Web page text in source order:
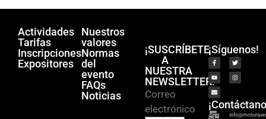
Actividades
Tarifas
Inscripciones
Expositores
Nuestros
valores
Normas
del
evento
FAQs
Noticias
¡SUSCRÍBETE
A
NUESTRA
NEWSLETTER!
Correo
electrónico
¡Síguenos!